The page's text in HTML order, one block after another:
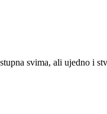
svima, ali ujedno i